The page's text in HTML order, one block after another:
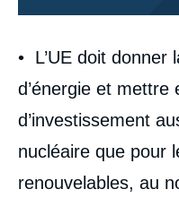
Corps
analyses
• L’UE doit donner
d’énergie et mettre
d’investissement
nucléaire que pour
renouvelables, au